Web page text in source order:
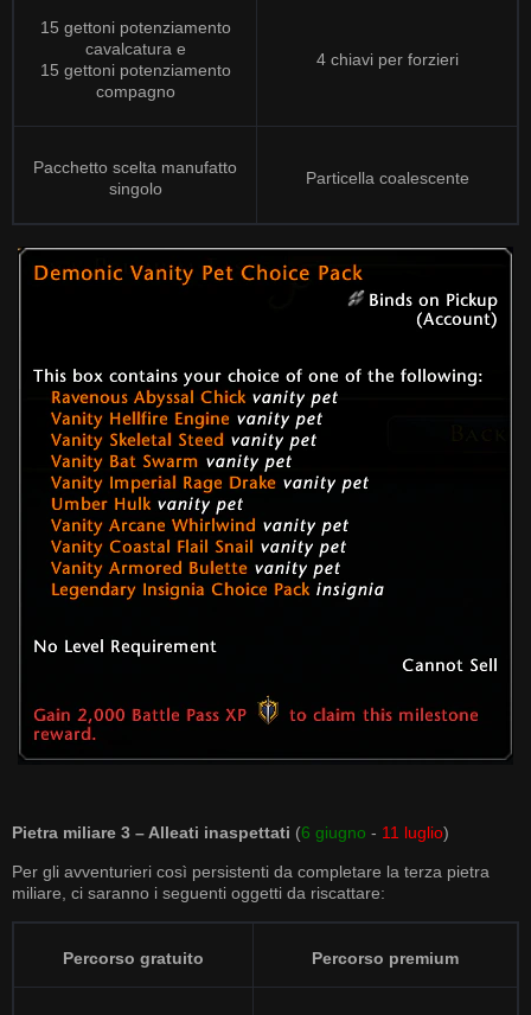
15 gettoni potenziamento
cavalcatura e
15 gettoni potenziamento
compagno
4 chiavi per forzieri
Pacchetto scelta manufatto
singolo
Particella coalescente
Pietra miliare 3 – Alleati inaspettati (6 giugno - 11 luglio)
Per gli avventurieri così persistenti da completare la terza pietra
miliare, ci saranno i seguenti oggetti da riscattare:
Percorso gratuito Percorso premium